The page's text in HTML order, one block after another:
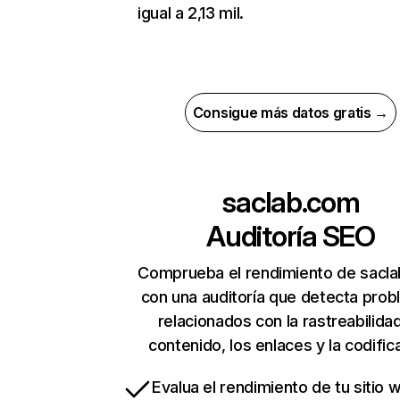
igual a 2,13 mil.
Consigue más datos gratis →
saclab.com
Auditoría SEO
Comprueba el rendimiento de
con una auditoría que detecta
relacionados con la
contenido, los enlaces y la
Evalua el rendimiento de tu sitio